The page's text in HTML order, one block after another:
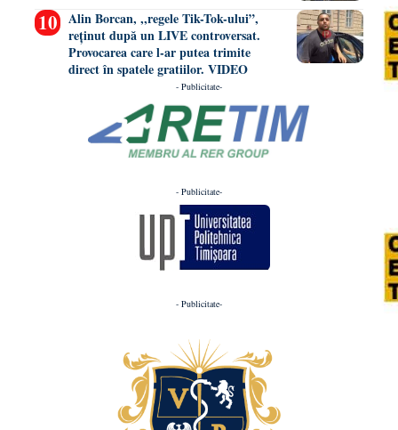
Alin Borcan, ,,regele Tik-Tok-ului”,
reținut după un LIVE controversat.
Provocarea care l-ar putea trimite
direct în spatele gratiilor. VIDEO
- Publicitate-
- Publicitate-
- Publicitate-